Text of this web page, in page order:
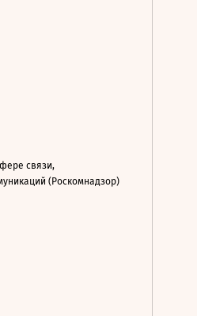
связи,
(Роскомнадзор)